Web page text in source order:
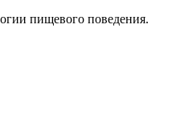
пищевого поведения.